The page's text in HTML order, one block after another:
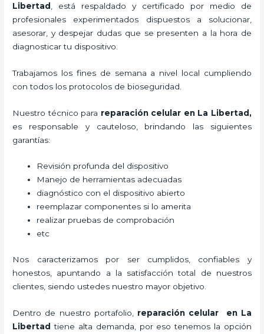
Libertad
, está respaldado y certificado por medio de
profesionales experimentados dispuestos a solucionar,
asesorar, y despejar dudas que se presenten a la hora de
diagnosticar tu dispositivo.
Trabajamos los fines de semana a nivel local cumpliendo
con todos los protocolos de bioseguridad.
Nuestro técnico para reparación celular en La Libertad,
es responsable y cauteloso, brindando las siguientes
garantías:
Revisión profunda del dispositivo
Manejo de herramientas adecuadas
diagnóstico con el dispositivo abierto
reemplazar componentes si lo amerita
realizar pruebas de comprobación
etc
Nos caracterizamos por ser cumplidos, confiables y
honestos, apuntando a la satisfacción total de nuestros
clientes, siendo ustedes nuestro mayor objetivo.
Dentro de nuestro portafolio, reparación celular en La
Libertad tiene alta demanda, por eso tenemos la opción